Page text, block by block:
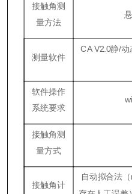
接触角测
量方法
测量软件
CA V2.0静/
软件操作
系统要求
接触角测
量方式
接触角计
自动拟合法